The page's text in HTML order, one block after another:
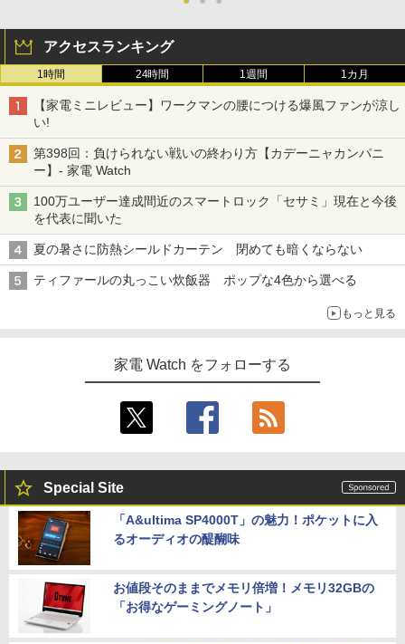
アクセスランキング
1時間 24時間 1週間 1カ月
【家電ミニレビュー】ワークマンの腰につける爆風ファンが涼し
い!
第398回：負けられない戦いの終わり方【カデーニャカンパニ
ー】- 家電 Watch
100万ユーザー達成間近のスマートロック「セサミ」現在と今後
を代表に聞いた
夏の暑さに防熱シールドカーテン 閉めても暗くならない
ティファールの丸っこい炊飯器 ポップな4色から選べる
もっと見る
家電 Watch をフォローする
Special Site
「A&ultima SP4000T」の魅力！ポケットに入
るオーディオの醍醐味
お値段そのままでメモリ倍増！メモリ32GBの
「お得なゲーミングノート」